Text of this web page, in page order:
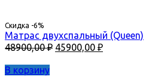
Скидка -6%
Матрас двухспальный (Queen)
48900,00₽ Первоначальная
45900,00 ₽Текущая
В корзину